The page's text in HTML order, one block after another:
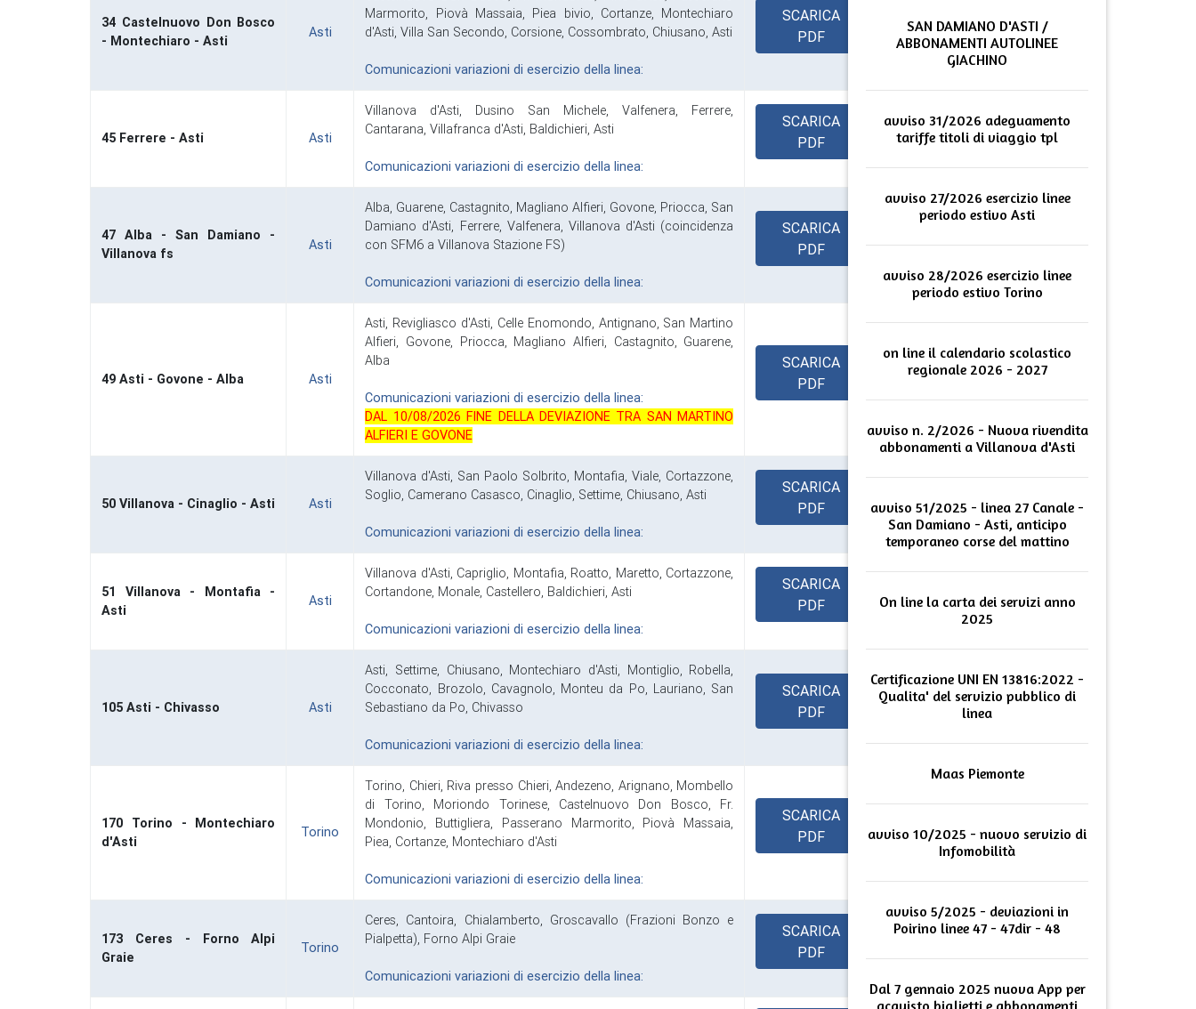
34 Castelnuovo Don Bosco
- Montechiaro - Asti
Asti
Marmorito, Piovà Massaia, Piea bivio, Cortanze, Montechiaro
d'Asti, Villa San Secondo, Corsione, Cossombrato, Chiusano, Asti
Comunicazioni variazioni di esercizio della linea:
SCARICA
PDF
45 Ferrere - Asti Asti
Villanova d'Asti, Dusino San Michele, Valfenera, Ferrere,
Cantarana, Villafranca d'Asti, Baldichieri, Asti
Comunicazioni variazioni di esercizio della linea:
SCARICA
PDF
47 Alba - San Damiano -
Villanova fs
Asti
Alba, Guarene, Castagnito, Magliano Alfieri, Govone, Priocca, San
Damiano d'Asti, Ferrere, Valfenera, Villanova d'Asti (coincidenza
con SFM6 a Villanova Stazione FS)
Comunicazioni variazioni di esercizio della linea:
SCARICA
PDF
49 Asti - Govone - Alba Asti
Asti, Revigliasco d'Asti, Celle Enomondo, Antignano, San Martino
Alfieri, Govone, Priocca, Magliano Alfieri, Castagnito, Guarene,
Alba
Comunicazioni variazioni di esercizio della linea:
DAL 10/08/2026 FINE DELLA DEVIAZIONE TRA SAN MARTINO
ALFIERI E GOVONE
SCARICA
PDF
50 Villanova - Cinaglio - Asti Asti
Villanova d'Asti, San Paolo Solbrito, Montafia, Viale, Cortazzone,
Soglio, Camerano Casasco, Cinaglio, Settime, Chiusano, Asti
Comunicazioni variazioni di esercizio della linea:
SCARICA
PDF
51 Villanova - Montafia -
Asti
Asti
Villanova d'Asti, Capriglio, Montafia, Roatto, Maretto, Cortazzone,
Cortandone, Monale, Castellero, Baldichieri, Asti
Comunicazioni variazioni di esercizio della linea:
SCARICA
PDF
105 Asti - Chivasso Asti
Asti, Settime, Chiusano, Montechiaro d'Asti, Montiglio, Robella,
Cocconato, Brozolo, Cavagnolo, Monteu da Po, Lauriano, San
Sebastiano da Po, Chivasso
Comunicazioni variazioni di esercizio della linea:
SCARICA
PDF
170 Torino - Montechiaro
d'Asti
Torino
Torino, Chieri, Riva presso Chieri, Andezeno, Arignano, Mombello
di Torino, Moriondo Torinese, Castelnuovo Don Bosco, Fr.
Mondonio, Buttigliera, Passerano Marmorito, Piovà Massaia,
Piea, Cortanze, Montechiaro d'Asti
Comunicazioni variazioni di esercizio della linea:
SCARICA
PDF
173 Ceres - Forno Alpi
Graie
Torino
Ceres, Cantoira, Chialamberto, Groscavallo (Frazioni Bonzo e
Pialpetta), Forno Alpi Graie
Comunicazioni variazioni di esercizio della linea:
SCARICA
PDF
SAN DAMIANO D'ASTI /
ABBONAMENTI AUTOLINEE
GIACHINO
avviso 31/2026 adeguamento
tariffe titoli di viaggio tpl
avviso 27/2026 esercizio linee
periodo estivo Asti
avviso 28/2026 esercizio linee
periodo estivo Torino
on line il calendario scolastico
regionale 2026 - 2027
avviso n. 2/2026 - Nuova rivendita
abbonamenti a Villanova d'Asti
avviso 51/2025 - linea 27 Canale -
San Damiano - Asti, anticipo
temporaneo corse del mattino
On line la carta dei servizi anno
2025
Certificazione UNI EN 13816:2022 -
Qualita' del servizio pubblico di
linea
Maas Piemonte
avviso 10/2025 - nuovo servizio di
Infomobilità
avviso 5/2025 - deviazioni in
Poirino linee 47 - 47dir - 48
Dal 7 gennaio 2025 nuova App per